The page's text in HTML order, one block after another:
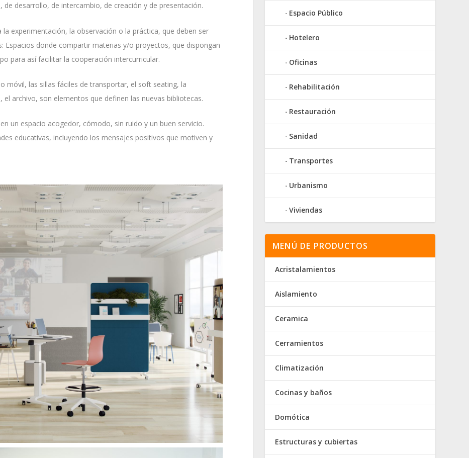
de desarrollo, de intercambio, de creación y de presentación.
la experimentación, la observación o la práctica, que deben ser
Espacios donde compartir materias y/o proyectos, que dispongan
para así facilitar la cooperación intercurricular.
móvil, las sillas fáciles de transportar, el soft seating, la
archivo, son elementos que definen las nuevas bibliotecas.
un espacio acogedor, cómodo, sin ruido y un buen servicio.
educativas, incluyendo los mensajes positivos que motiven y
Espacio Público
Hotelero
Oficinas
Rehabilitación
Restauración
Sanidad
Transportes
Urbanismo
Viviendas
MENÚ DE PRODUCTOS
Acristalamientos
Aislamiento
Ceramica
Cerramientos
Climatización
Cocinas y baños
Domótica
Estructuras y cubiertas